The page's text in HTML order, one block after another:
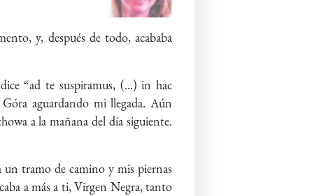
y, después de todo, acababa
“ad te suspiramus, (...) in hac
aguardando mi llegada. Aún
a la mañana del día siguiente.
un tramo de camino y mis piernas
a más a ti, Virgen Negra, tanto